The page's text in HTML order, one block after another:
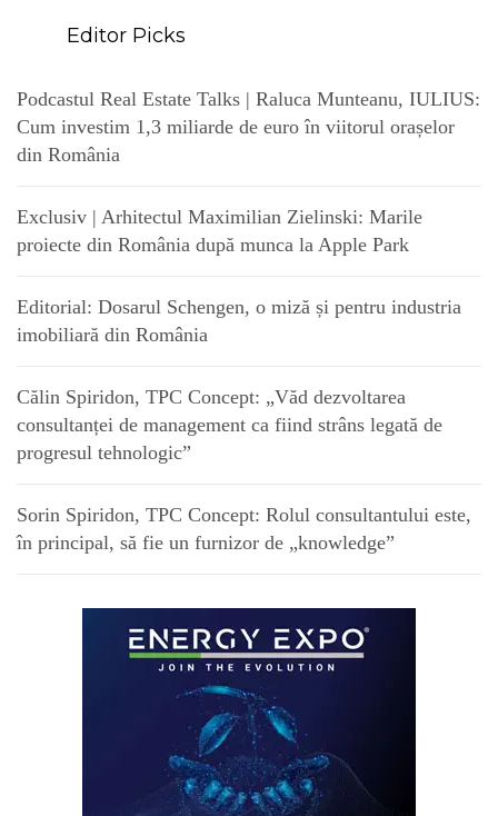
Editor Picks
Podcastul Real Estate Talks | Raluca Munteanu, IULIUS:
Cum investim 1,3 miliarde de euro în viitorul orașelor
din România
Exclusiv | Arhitectul Maximilian Zielinski: Marile
proiecte din România după munca la Apple Park
Editorial: Dosarul Schengen, o miză și pentru industria
imobiliară din România
Călin Spiridon, TPC Concept: „Văd dezvoltarea
consultanței de management ca fiind strâns legată de
progresul tehnologic”
Sorin Spiridon, TPC Concept: Rolul consultantului este,
în principal, să fie un furnizor de „knowledge”